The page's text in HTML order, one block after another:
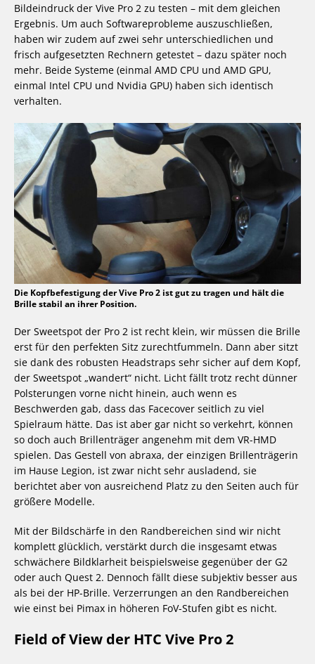
Bildeindruck der Vive Pro 2 zu testen – mit dem gleichen
Ergebnis. Um auch Softwareprobleme auszuschließen,
haben wir zudem auf zwei sehr unterschiedlichen und
frisch aufgesetzten Rechnern getestet – dazu später noch
mehr. Beide Systeme (einmal AMD CPU und AMD GPU,
einmal Intel CPU und Nvidia GPU) haben sich identisch
verhalten.
Die Kopfbefestigung der Vive Pro 2 ist gut zu tragen und hält die
Brille stabil an ihrer Position.
Der Sweetspot der Pro 2 ist recht klein, wir müssen die Brille
erst für den perfekten Sitz zurechtfummeln. Dann aber sitzt
sie dank des robusten Headstraps sehr sicher auf dem Kopf,
der Sweetspot „wandert“ nicht. Licht fällt trotz recht dünner
Polsterungen vorne nicht hinein, auch wenn es
Beschwerden gab, dass das Facecover seitlich zu viel
Spielraum hätte. Das ist aber gar nicht so verkehrt, können
so doch auch Brillenträger angenehm mit dem VR-HMD
spielen. Das Gestell von abraxa, der einzigen Brillenträgerin
im Hause Legion, ist zwar nicht sehr ausladend, sie
berichtet aber von ausreichend Platz zu den Seiten auch für
größere Modelle.
Mit der Bildschärfe in den Randbereichen sind wir nicht
komplett glücklich, verstärkt durch die insgesamt etwas
schwächere Bildklarheit beispielsweise gegenüber der G2
oder auch Quest 2. Dennoch fällt diese subjektiv besser aus
als bei der HP-Brille. Verzerrungen an den Randbereichen
wie einst bei Pimax in höheren FoV-Stufen gibt es nicht.
Field of View der HTC Vive Pro 2